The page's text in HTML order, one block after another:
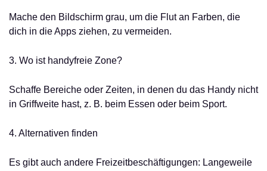
Mache den Bildschirm grau, um die Flut an Farben, die
dich in die Apps ziehen, zu vermeiden.
3. Wo ist handyfreie Zone?
Schaffe Bereiche oder Zeiten, in denen du das Handy nicht
in Griffweite hast, z. B. beim Essen oder beim Sport.
4. Alternativen finden
Es gibt auch andere Freizeitbeschäftigungen: Langeweile